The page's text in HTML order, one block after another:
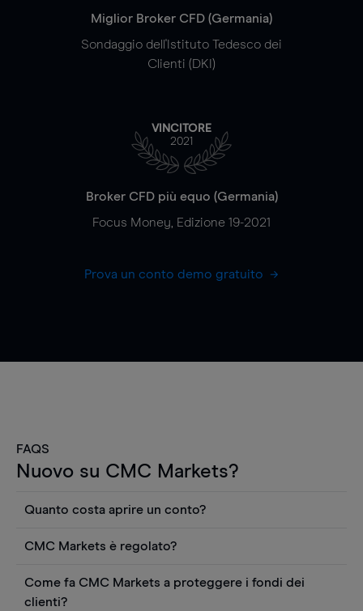
Miglior Broker CFD (Germania)
Sondaggio dell'Istituto Tedesco dei
Clienti (DKI)
VINCITORE
2021
Broker CFD più equo (Germania)
Focus Money, Edizione 19-2021
Prova un conto demo gratuito
FAQS
Nuovo su CMC Markets?
Quanto costa aprire un conto?
Puoi anche visualizzare gratuitamente i prezzi e
utilizzare strumenti come grafici, notizie Reuters
o rapporti quantitativi sui titoli azionari di
CMC Markets è regolato?
regolamentato dall'Autorità federale tedesca di
Come fa CMC Markets a proteggere i fondi dei
clienti?